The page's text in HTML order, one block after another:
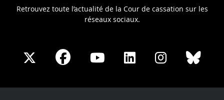
Retrouvez toute l’actualité de la Cour de cassation sur les
réseaux sociaux.
Share
X
Share
Facebook
Share
Youtube
Share
LinkedIn
Share
Instagram